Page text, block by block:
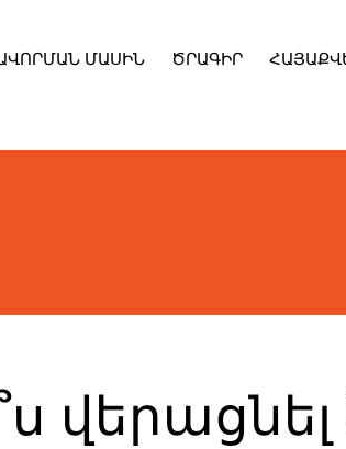
ՄԱՍԻՆ ԾՐԱԳԻՐ
վերացնել